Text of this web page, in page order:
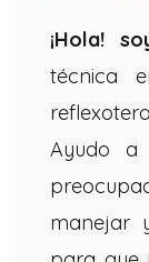
¡Hola!
técnica
Ayudo a
manejar